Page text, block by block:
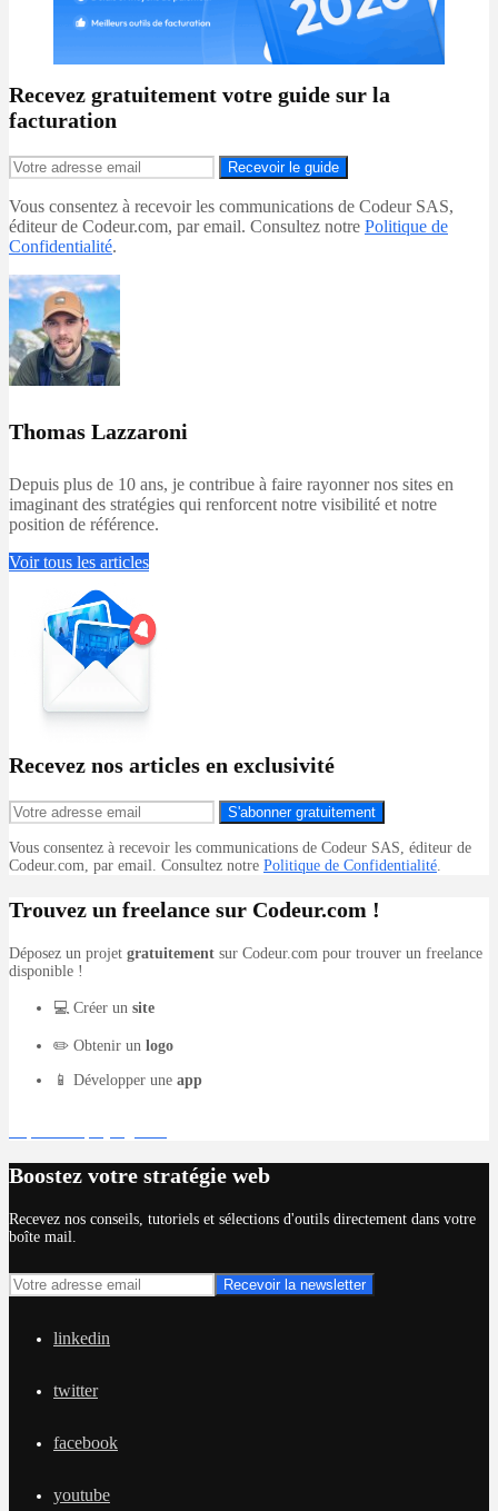
Recevez gratuitement votre guide sur la
facturation
Recevoir le guide
Vous consentez à recevoir les communications de Codeur SAS,
éditeur de Codeur.com, par email. Consultez notre Politique de
Confidentialité.
Thomas Lazzaroni
Depuis plus de 10 ans, je contribue à faire rayonner nos sites en
imaginant des stratégies qui renforcent notre visibilité et notre
position de référence.
Voir tous les articles
Recevez nos articles en exclusivité
S'abonner gratuitement
Vous consentez à recevoir les communications de Codeur SAS, éditeur de
Codeur.com, par email. Consultez notre Politique de Confidentialité.
Trouvez un freelance sur Codeur.com !
Déposez un projet gratuitement sur Codeur.com pour trouver un freelance
disponible !
💻 Créer un site
✏️ Obtenir un logo
📱 Développer une app
Boostez votre stratégie web
Recevez nos conseils, tutoriels et sélections d'outils directement dans votre
boîte mail.
linkedin
twitter
facebook
youtube